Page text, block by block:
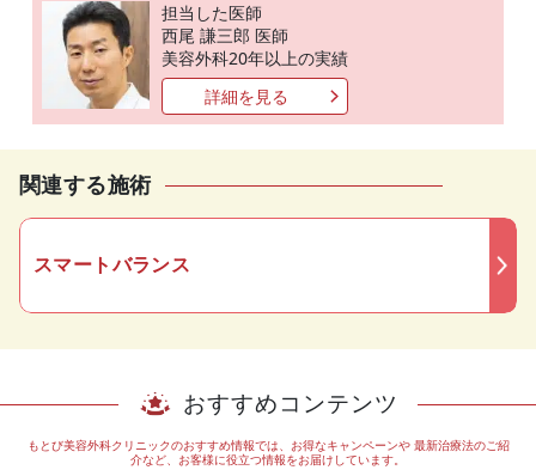
担当した医師
西尾 謙三郎 医師
美容外科20年以上の実績
詳細を見る
関連する施術
スマートバランス
おすすめコンテンツ
もとび美容外科クリニックのおすすめ情報では、お得なキャンペーンや最新治療法のご紹
介など、お客様に役立つ情報をお届けしています。